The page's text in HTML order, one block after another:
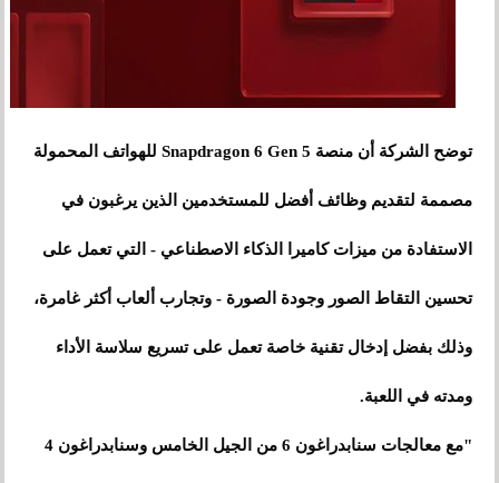
توضح الشركة أن منصة Snapdragon 6 Gen 5 للهواتف المحمولة
مصممة لتقديم وظائف أفضل للمستخدمين الذين يرغبون في
الاستفادة من ميزات كاميرا الذكاء الاصطناعي - التي تعمل على
تحسين التقاط الصور وجودة الصورة - وتجارب ألعاب أكثر غامرة،
وذلك بفضل إدخال تقنية خاصة تعمل على تسريع سلاسة الأداء
ومدته في اللعبة.
"مع معالجات سنابدراغون 6 من الجيل الخامس وسنابدراغون 4